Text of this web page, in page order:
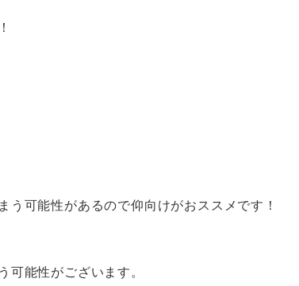
可能性があるので仰向けがおススメです！
可能性がございます。